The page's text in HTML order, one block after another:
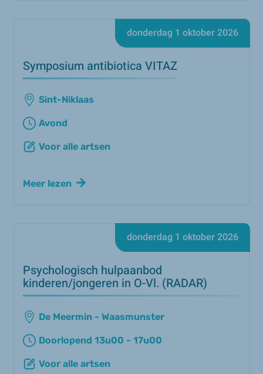
Symposium antibiotica VITAZ
donderdag 1 oktober 2026
Meer lezen
Sint-Niklaas
Avond
Voor alle artsen
Psychologisch hulpaanbod
kinderen/jongeren in O-Vl. (RADAR)
donderdag 1 oktober 2026
De Meermin - Waasmunster
Doorlopend 13u00 - 17u00
Voor alle artsen